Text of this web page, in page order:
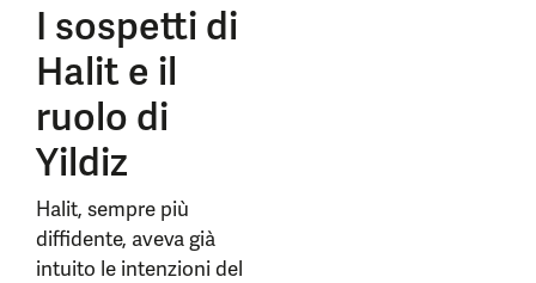
I sospetti di
Halit e il
ruolo di
Yildiz
Halit, sempre più
diffidente, aveva già
intuito le intenzioni del